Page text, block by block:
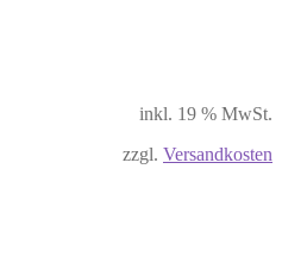
inkl. 19 % MwSt.
zzgl. Versandkosten